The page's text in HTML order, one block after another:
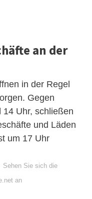
an der
in der Regel
Gegen
14 Uhr, schließen
und Läden
um 17 Uhr
Sehen Sie sich die
an